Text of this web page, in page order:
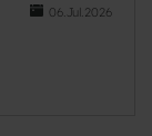
06.Jul.2026